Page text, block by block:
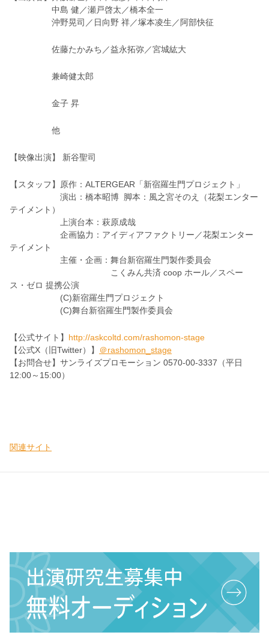
中島 健／瀬戸啓太／橋本全一
沖野晃司／日向野 祥／塚本凌生／阿部快征
佐藤たかみち／益永拓弥／宮城紘大
兼崎健太郎
金子 昇
他
【映像出演】 新谷聖司
【スタッフ】原作：ALTERGEAR「新宿羅生門プロジェクト」
演出：橋本昭博 脚本：風之宮そのえ（花梨エンター
テイメント）
上演台本：萩原成哉
企画協力：アイディアファクトリー／花梨エンター
テイメント
主催・企画：舞台新宿羅生門製作委員会
こくみん共済 coop ホール／スペー
ス・ゼロ 提携公演
(C)新宿羅生門プロジェクト
(C)舞台新宿羅生門製作委員会
【公式サイト】 http://askcoltd.com/rashomon-stage
【公式X（旧Twitter）】
＠rashomon_stage
【お問合せ】サンライズプロモーション 0570-00-3337（平日
12:00～15:00）
関連サイト